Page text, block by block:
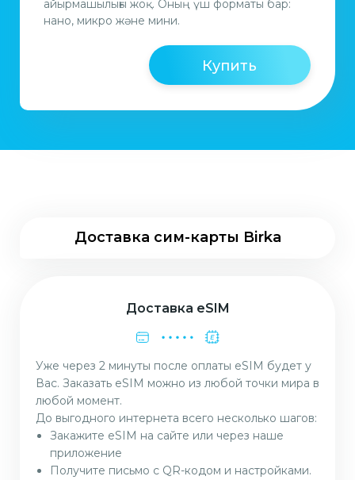
айырмашылығы жоқ. Оның үш форматы бар:
нано, микро және мини.
Купить
Доставка сим-карты Birka
Доставка eSIM
Уже через 2 минуты после оплаты eSIM будет у
Вас. Заказать eSIM можно из любой точки мира в
любой момент.
До выгодного интернета всего несколько шагов:
Закажите eSIM на сайте или через наше
приложение
Получите письмо с QR-кодом и настройками.